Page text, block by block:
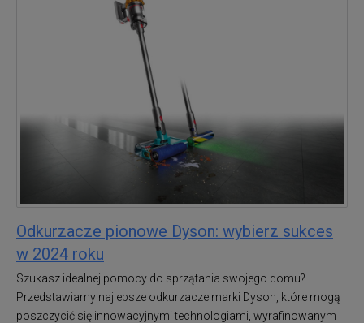
Odkurzacze pionowe Dyson: wybierz sukces
w 2024 roku
Szukasz idealnej pomocy do sprzątania swojego domu?
Przedstawiamy najlepsze odkurzacze marki Dyson, które mogą
poszczycić się innowacyjnymi technologiami, wyrafinowanym